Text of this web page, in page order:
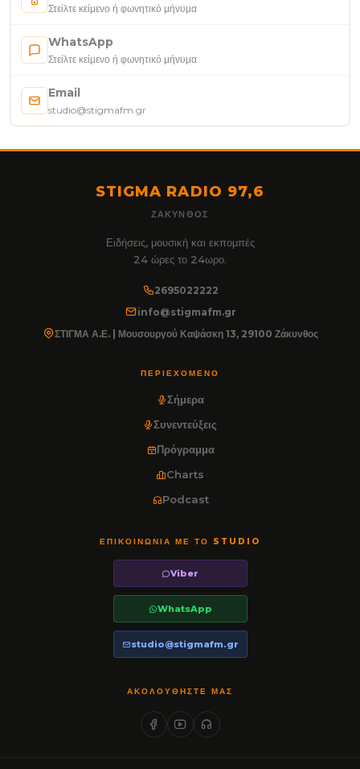
Στείλτε κείμενο ή φωνητικό μήνυμα
WhatsApp
Στείλτε κείμενο ή φωνητικό μήνυμα
Email
studio@stigmafm.gr
STIGMA RADIO 97,6
ΖΆΚΥΝΘΟΣ
Ειδήσεις, μουσική και εκπομπές
24 ώρες το 24ωρο.
2695022222
info@stigmafm.gr
ΣΤΙΓΜΑ Α.Ε. | Μουσουργού Καψάσκη 13, 29100 Ζάκυνθος
ΠΕΡΙΕΧΌΜΕΝΟ
Σήμερα
Συνεντεύξεις
Πρόγραμμα
Charts
Podcast
ΕΠΙΚΟΙΝΩΝΊΑ ΜΕ ΤΟ STUDIO
Viber
WhatsApp
studio@stigmafm.gr
ΑΚΟΛΟΥΘΉΣΤΕ ΜΑΣ